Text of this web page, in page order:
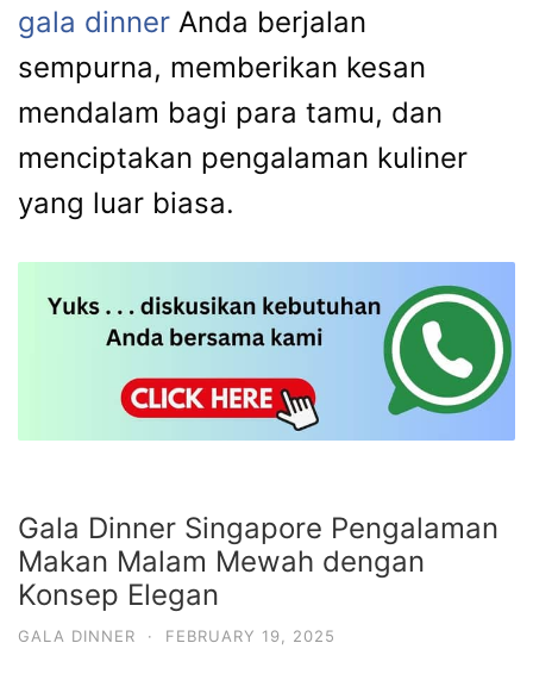
gala dinner Anda berjalan
sempurna, memberikan kesan
mendalam bagi para tamu, dan
menciptakan pengalaman kuliner
yang luar biasa.
Gala Dinner Singapore Pengalaman
Makan Malam Mewah dengan
Konsep Elegan
GALA DINNER · FEBRUARY 19, 2025